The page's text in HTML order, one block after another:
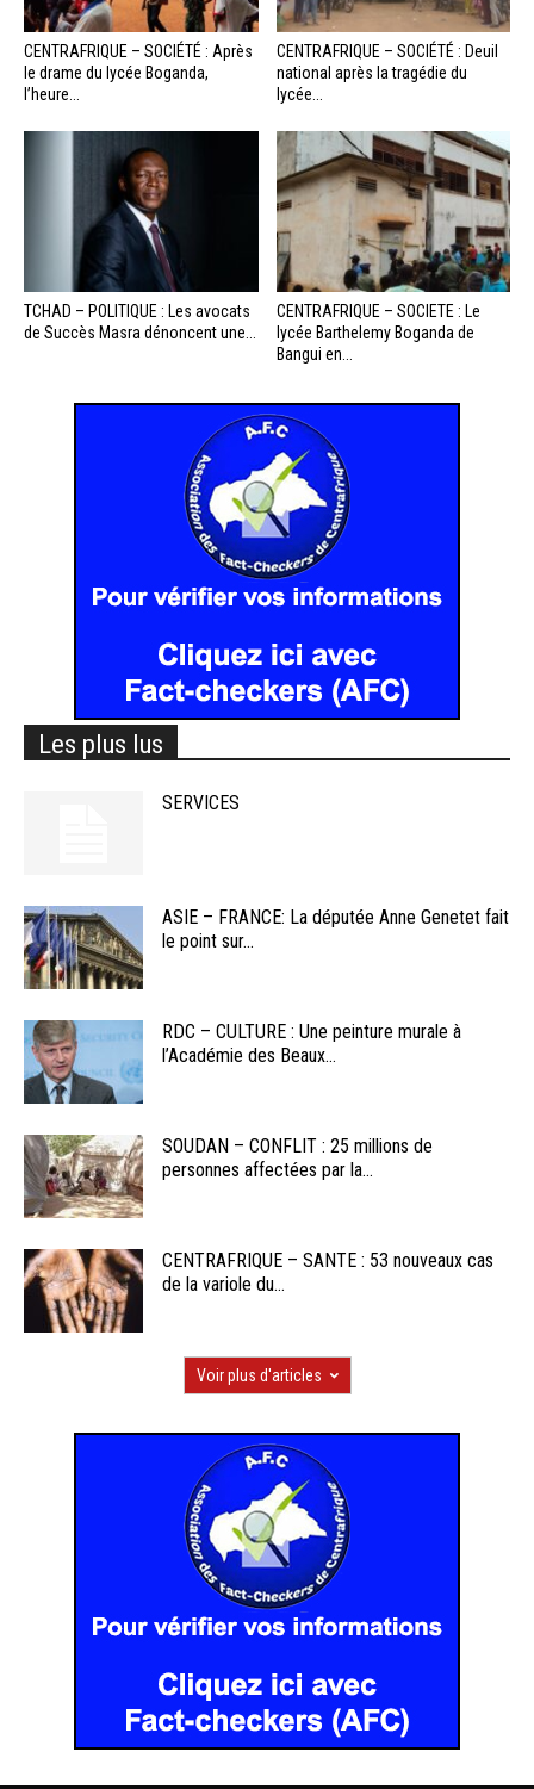
CENTRAFRIQUE – SOCIÉTÉ : Après
le drame du lycée Boganda,
l’heure...
CENTRAFRIQUE – SOCIÉTÉ : Deuil
national après la tragédie du
lycée...
TCHAD – POLITIQUE : Les avocats
de Succès Masra dénoncent une...
CENTRAFRIQUE – SOCIETE : Le
lycée Barthelemy Boganda de
Bangui en...
Les plus lus
SERVICES
ASIE – FRANCE: La députée Anne Genetet fait
le point sur...
RDC – CULTURE : Une peinture murale à
l’Académie des Beaux...
SOUDAN – CONFLIT : 25 millions de
personnes affectées par la...
CENTRAFRIQUE – SANTE : 53 nouveaux cas
de la variole du...
Voir plus d'articles